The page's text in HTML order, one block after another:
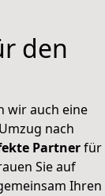
den
wir auch eine
nach
Partnerfür
Sie auf
Ihren